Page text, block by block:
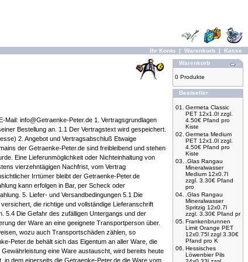
Ihr Konto | Warenkorb | Kasse
info@Getraenke-Peter.de 1. Vertragsgrundlagen
Bestellung an. 1.1 Der Vertragstext wird gespeichert.
2. Angebot und Vertragsabschluß Etwaige
der Getraenke-Peter.de sind freibleibend und stehen
Eine Lieferunmöglichkeit oder Nichteinhaltung von
vierzehntägigen Nachfrist, vom Vertrag
Irrtümer bleibt der Getraenke-Peter.de
kann erfolgen in Bar, per Scheck oder
5. Liefer- und Versandbedingungen 5.1 Die
die richtige und vollständige Lieferanschrift
5.4 Die Gefahr des zufälligen Untergangs und der
der Ware an eine geeignete Transportperson über.
wozu auch Transportschäden zählen, so
Peter.de behält sich das Eigentum an aller Ware, die
eine Ware austauscht, wird bereits heute
dem einerseits die Getraenke-Peter.de die Ware vom
Warenkorb
0 Produkte
Bestseller
01.
Germeta Classic
PET 12x1.0l zzgl.
4.50€ Pfand pro
Kiste
02. Germeta Medium
PET 12x1.0l zzgl.
4.50€ Pfand pro
Kiste
03.
.Glas Rangau
Mineralwasser
Medium 12x0.7l
zzgl. 3.30€ Pfand
pro
04.
.Glas Rangau
Mineralwasser
Spritzig 12x0.7l
zzgl. 3.30€ Pfand pr
05. Frankenbrunnen
Limit Orange PET
12x0.75l zzgl 3.30€
Pfand pro K
06. Hessisches
Löwenbier Pils